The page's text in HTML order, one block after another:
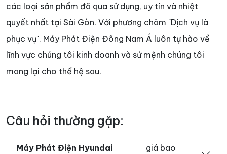
các loại sản phẩm đã qua sử dụng, uy tín và nhiệt
quyết nhất tại Sài Gòn. Với phương châm "Dịch vụ là
phục vụ". Máy Phát Điện Đông Nam Á luôn tự hào về
lĩnh vực chúng tôi kinh doanh và sứ mệnh chúng tôi
mang lại cho thế hệ sau.
Câu hỏi thường gặp:
Máy Phát Điện Hyundai
giá bao